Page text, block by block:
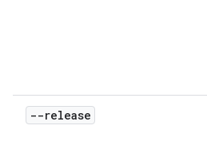
--release